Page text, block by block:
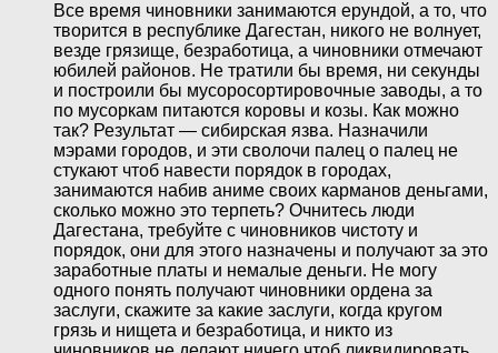
Все время чиновники занимаются ерундой, а то, что
творится в республике Дагестан, никого не волнует,
везде грязище, безработица, а чиновники отмечают
юбилей районов. Не тратили бы время, ни секунды
и построили бы мусоросортировочные заводы, а то
по мусоркам питаются коровы и козы. Как можно
так? Результат — сибирская язва. Назначили
мэрами городов, и эти сволочи палец о палец не
стукают чтоб навести порядок в городах,
занимаются набив аниме своих карманов деньгами,
сколько можно это терпеть? Очнитесь люди
Дагестана, требуйте с чиновников чистоту и
порядок, они для этого назначены и получают за это
заработные платы и немалые деньги. Не могу
одного понять получают чиновники ордена за
заслуги, скажите за какие заслуги, когда кругом
грязь и нищета и безработица, и никто из